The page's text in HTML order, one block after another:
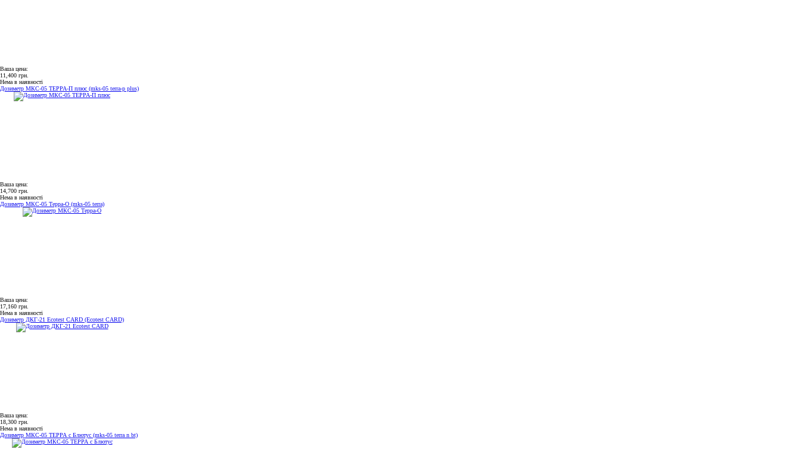
Ваша цена:
11,400 грн.
Нема в наявності
Дозиметр МКС-05 ТЕРРА-П плюс (mks-05 terra-p plus)
Ваша цена:
14,700 грн.
Нема в наявності
Дозиметр МКС-05 Терра-О (mks-05 terra)
Ваша цена:
17,160 грн.
Нема в наявності
Дозиметр ДКГ-21 Ecotest CARD (Ecotest CARD)
Ваша цена:
18,300 грн.
Нема в наявності
Дозиметр МКС-05 ТЕРРА с Блютус (mks-05 terra n bt)